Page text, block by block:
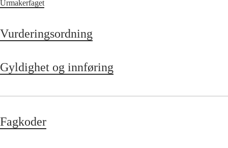
Urmakerfaget
Vurderingsordning
Gyldighet og innføring
Fagkoder